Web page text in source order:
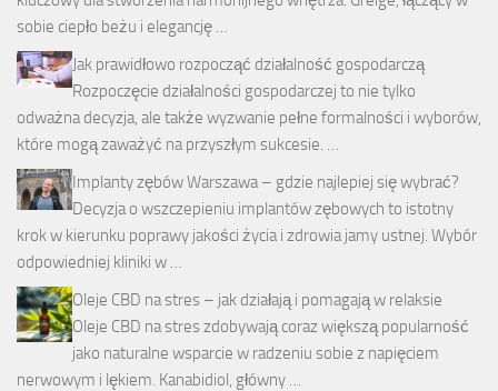
sobie ciepło beżu i elegancję …
Jak prawidłowo rozpocząć działalność gospodarczą
Rozpoczęcie działalności gospodarczej to nie tylko
odważna decyzja, ale także wyzwanie pełne formalności i wyborów,
które mogą zaważyć na przyszłym sukcesie. …
Implanty zębów Warszawa – gdzie najlepiej się wybrać?
Decyzja o wszczepieniu implantów zębowych to istotny
krok w kierunku poprawy jakości życia i zdrowia jamy ustnej. Wybór
odpowiedniej kliniki w …
Oleje CBD na stres – jak działają i pomagają w relaksie
Oleje CBD na stres zdobywają coraz większą popularność
jako naturalne wsparcie w radzeniu sobie z napięciem
nerwowym i lękiem. Kanabidiol, główny …